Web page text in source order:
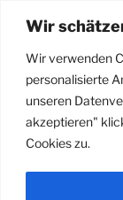
Wir
Wir verwenden
personalisierte
unseren
akzeptieren"
Cookies zu.
Inhalt
springen
Dein Name